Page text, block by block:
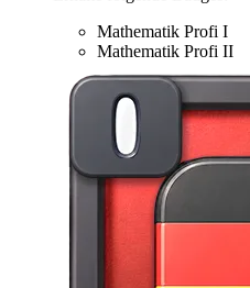
Mathematik Profi I
Mathematik Profi II